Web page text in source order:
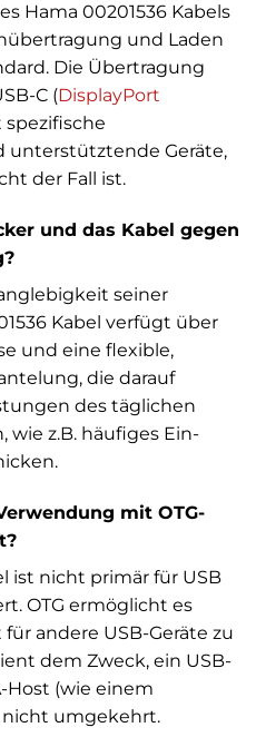
Hama 00201536 Kabels
und Laden
Die Übertragung
C (DisplayPort
unterstütztende Geräte,
der Fall ist.
und das Kabel gegen
seiner
Kabel verfügt über
und eine flexible,
die darauf
des täglichen
wie z.B. häufiges Ein-
mit OTG-
ist nicht primär für USB
OTG ermöglicht es
andere USB-Geräte zu
dem Zweck, ein USB-
Host (wie einem
nicht umgekehrt.